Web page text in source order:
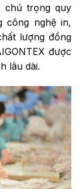
chú trọng quy
công nghệ in,
lượng đồng
được
lâu dài.